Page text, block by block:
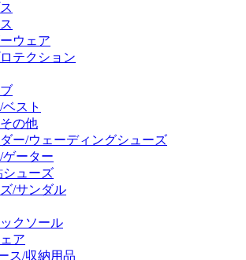
ウェア
テクション
スト
の他
ー/ウェーディングシューズ
ゲーター
シューズ
/サンダル
クソール
ア